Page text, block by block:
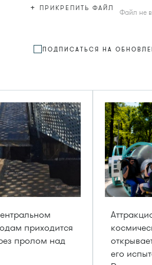
+ ПРИКРЕПИТЬ ФАЙЛ Файл не
ПОДПИСАТЬСЯ НА
приходится
пролом над
его